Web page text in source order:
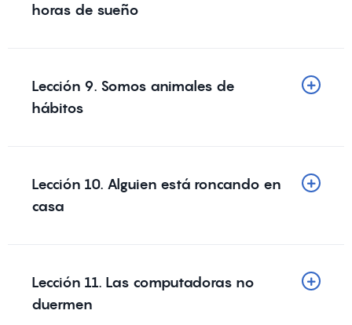
horas de sueño
Lección 9. Somos animales de
hábitos
Lección 10. Alguien está roncando en
casa
Lección 11. Las computadoras no
duermen